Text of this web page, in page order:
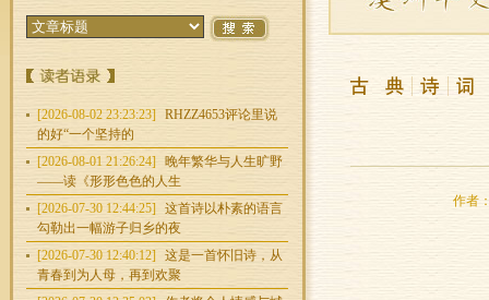
[2026-08-02 23:23:23]
RHZZ4653评论里说
的好“一个坚持的
[2026-08-01 21:26:24]
晚年繁华与人生旷野
——读《形形色色的人生
[2026-07-30 12:44:25]
这首诗以朴素的语言
勾勒出一幅游子归乡的夜
[2026-07-30 12:40:12]
这是一首怀旧诗，从
青春到为人母，再到欢聚
作者